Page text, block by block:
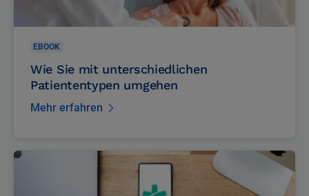
EBOOK
Wie Sie mit unterschiedlichen
Patiententypen umgehen